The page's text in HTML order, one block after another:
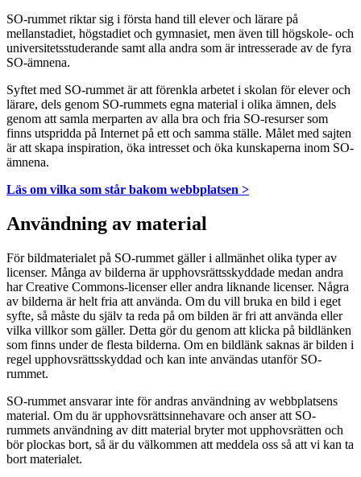
SO-rummet riktar sig i första hand till elever och lärare på
mellanstadiet, högstadiet och gymnasiet, men även till högskole- och
universitetsstuderande samt alla andra som är intresserade av de fyra
SO-ämnena.
Syftet med SO-rummet är att förenkla arbetet i skolan för elever och
lärare, dels genom SO-rummets egna material i olika ämnen, dels
genom att samla merparten av alla bra och fria SO-resurser som
finns utspridda på Internet på ett och samma ställe. Målet med sajten
är att skapa inspiration, öka intresset och öka kunskaperna inom SO-
ämnena.
Läs om vilka som står bakom webbplatsen >
Användning av material
För bildmaterialet på SO-rummet gäller i allmänhet olika typer av
licenser. Många av bilderna är upphovsrättsskyddade medan andra
har Creative Commons-licenser eller andra liknande licenser. Några
av bilderna är helt fria att använda. Om du vill bruka en bild i eget
syfte, så måste du själv ta reda på om bilden är fri att använda eller
vilka villkor som gäller. Detta gör du genom att klicka på bildlänken
som finns under de flesta bilderna. Om en bildlänk saknas är bilden i
regel upphovsrättsskyddad och kan inte användas utanför SO-
rummet.
SO-rummet ansvarar inte för andras användning av webbplatsens
material. Om du är upphovsrättsinnehavare och anser att SO-
rummets användning av ditt material bryter mot upphovsrätten och
bör plockas bort, så är du välkommen att meddela oss så att vi kan ta
bort materialet.